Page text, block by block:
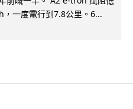
一度電行到7.8公里。6...